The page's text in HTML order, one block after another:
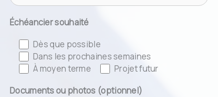
Échéancier souhaité
Dès que possible
Dans les prochaines semaines
À moyen terme
Projet futur
Documents ou photos (optionnel)